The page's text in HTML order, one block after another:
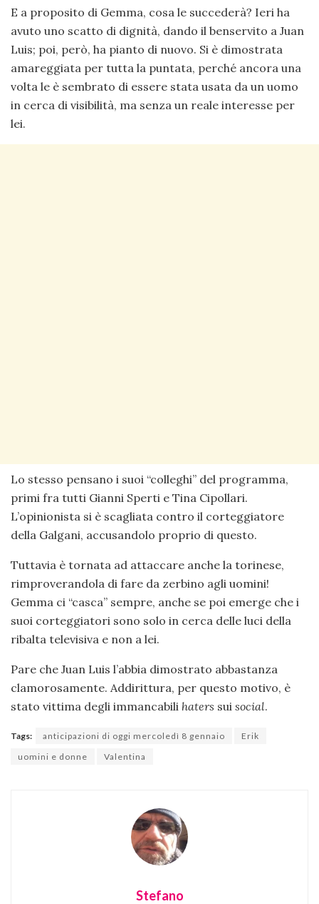
E a proposito di Gemma, cosa le succederà? Ieri ha
avuto uno scatto di dignità, dando il benservito a Juan
Luis; poi, però, ha pianto di nuovo. Si è dimostrata
amareggiata per tutta la puntata, perché ancora una
volta le è sembrato di essere stata usata da un uomo
in cerca di visibilità, ma senza un reale interesse per
lei.
Lo stesso pensano i suoi “colleghi” del programma,
primi fra tutti Gianni Sperti e Tina Cipollari.
L’opinionista si è scagliata contro il corteggiatore
della Galgani, accusandolo proprio di questo.
Tuttavia è tornata ad attaccare anche la torinese,
rimproverandola di fare da zerbino agli uomini!
Gemma ci “casca” sempre, anche se poi emerge che i
suoi corteggiatori sono solo in cerca delle luci della
ribalta televisiva e non a lei.
Pare che Juan Luis l’abbia dimostrato abbastanza
clamorosamente. Addirittura, per questo motivo, è
stato vittima degli immancabili haters sui social.
Tags: anticipazioni di oggi mercoledì 8 gennaio
Erik
uomini e donne
Valentina
Stefano